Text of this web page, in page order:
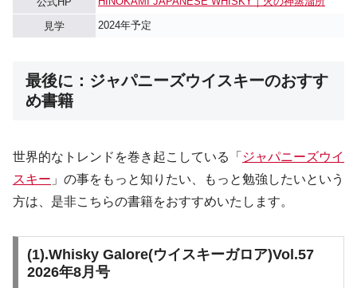
見学 2024年予定
最後に：ジャパニーズウイスキーのおすす
め書籍
世界的なトレンドを巻き起こしている「 ジャパニーズウイ
スキー 」の事をもっと知りたい、もっと勉強したいという
方は、是非こちらの書籍をおすすめいたします。
(1).Whisky Galore(ウイスキーガロア)Vol.57
2026年8月号